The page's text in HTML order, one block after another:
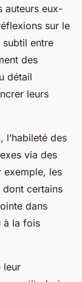
auteurs eux-
sur le
subtil entre
des
détail
leurs
, l’habileté des
via des
exemple, les
dont certains
dans
à la fois
leur